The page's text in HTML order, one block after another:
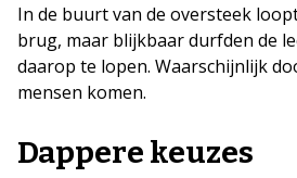
In de buurt van de oversteek
brug, maar blijkbaar durfden de
daarop te lopen. Waarschijnlijk
mensen komen.
Dappere keuzes